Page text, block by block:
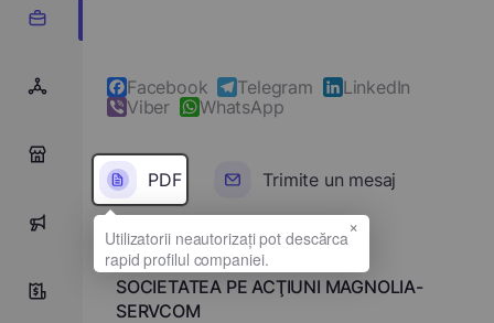
10
Facebook Telegram
LinkedIn
Viber
WhatsApp
PDF Trimite un mesaj
Denumirea completă
SOCIETATEA PE ACŢIUNI MAGNOLIA-
SERVCOM
×